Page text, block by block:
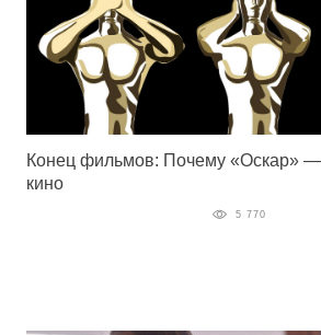
Конец фильмов: Почему «Оскар» —
кино
5 770